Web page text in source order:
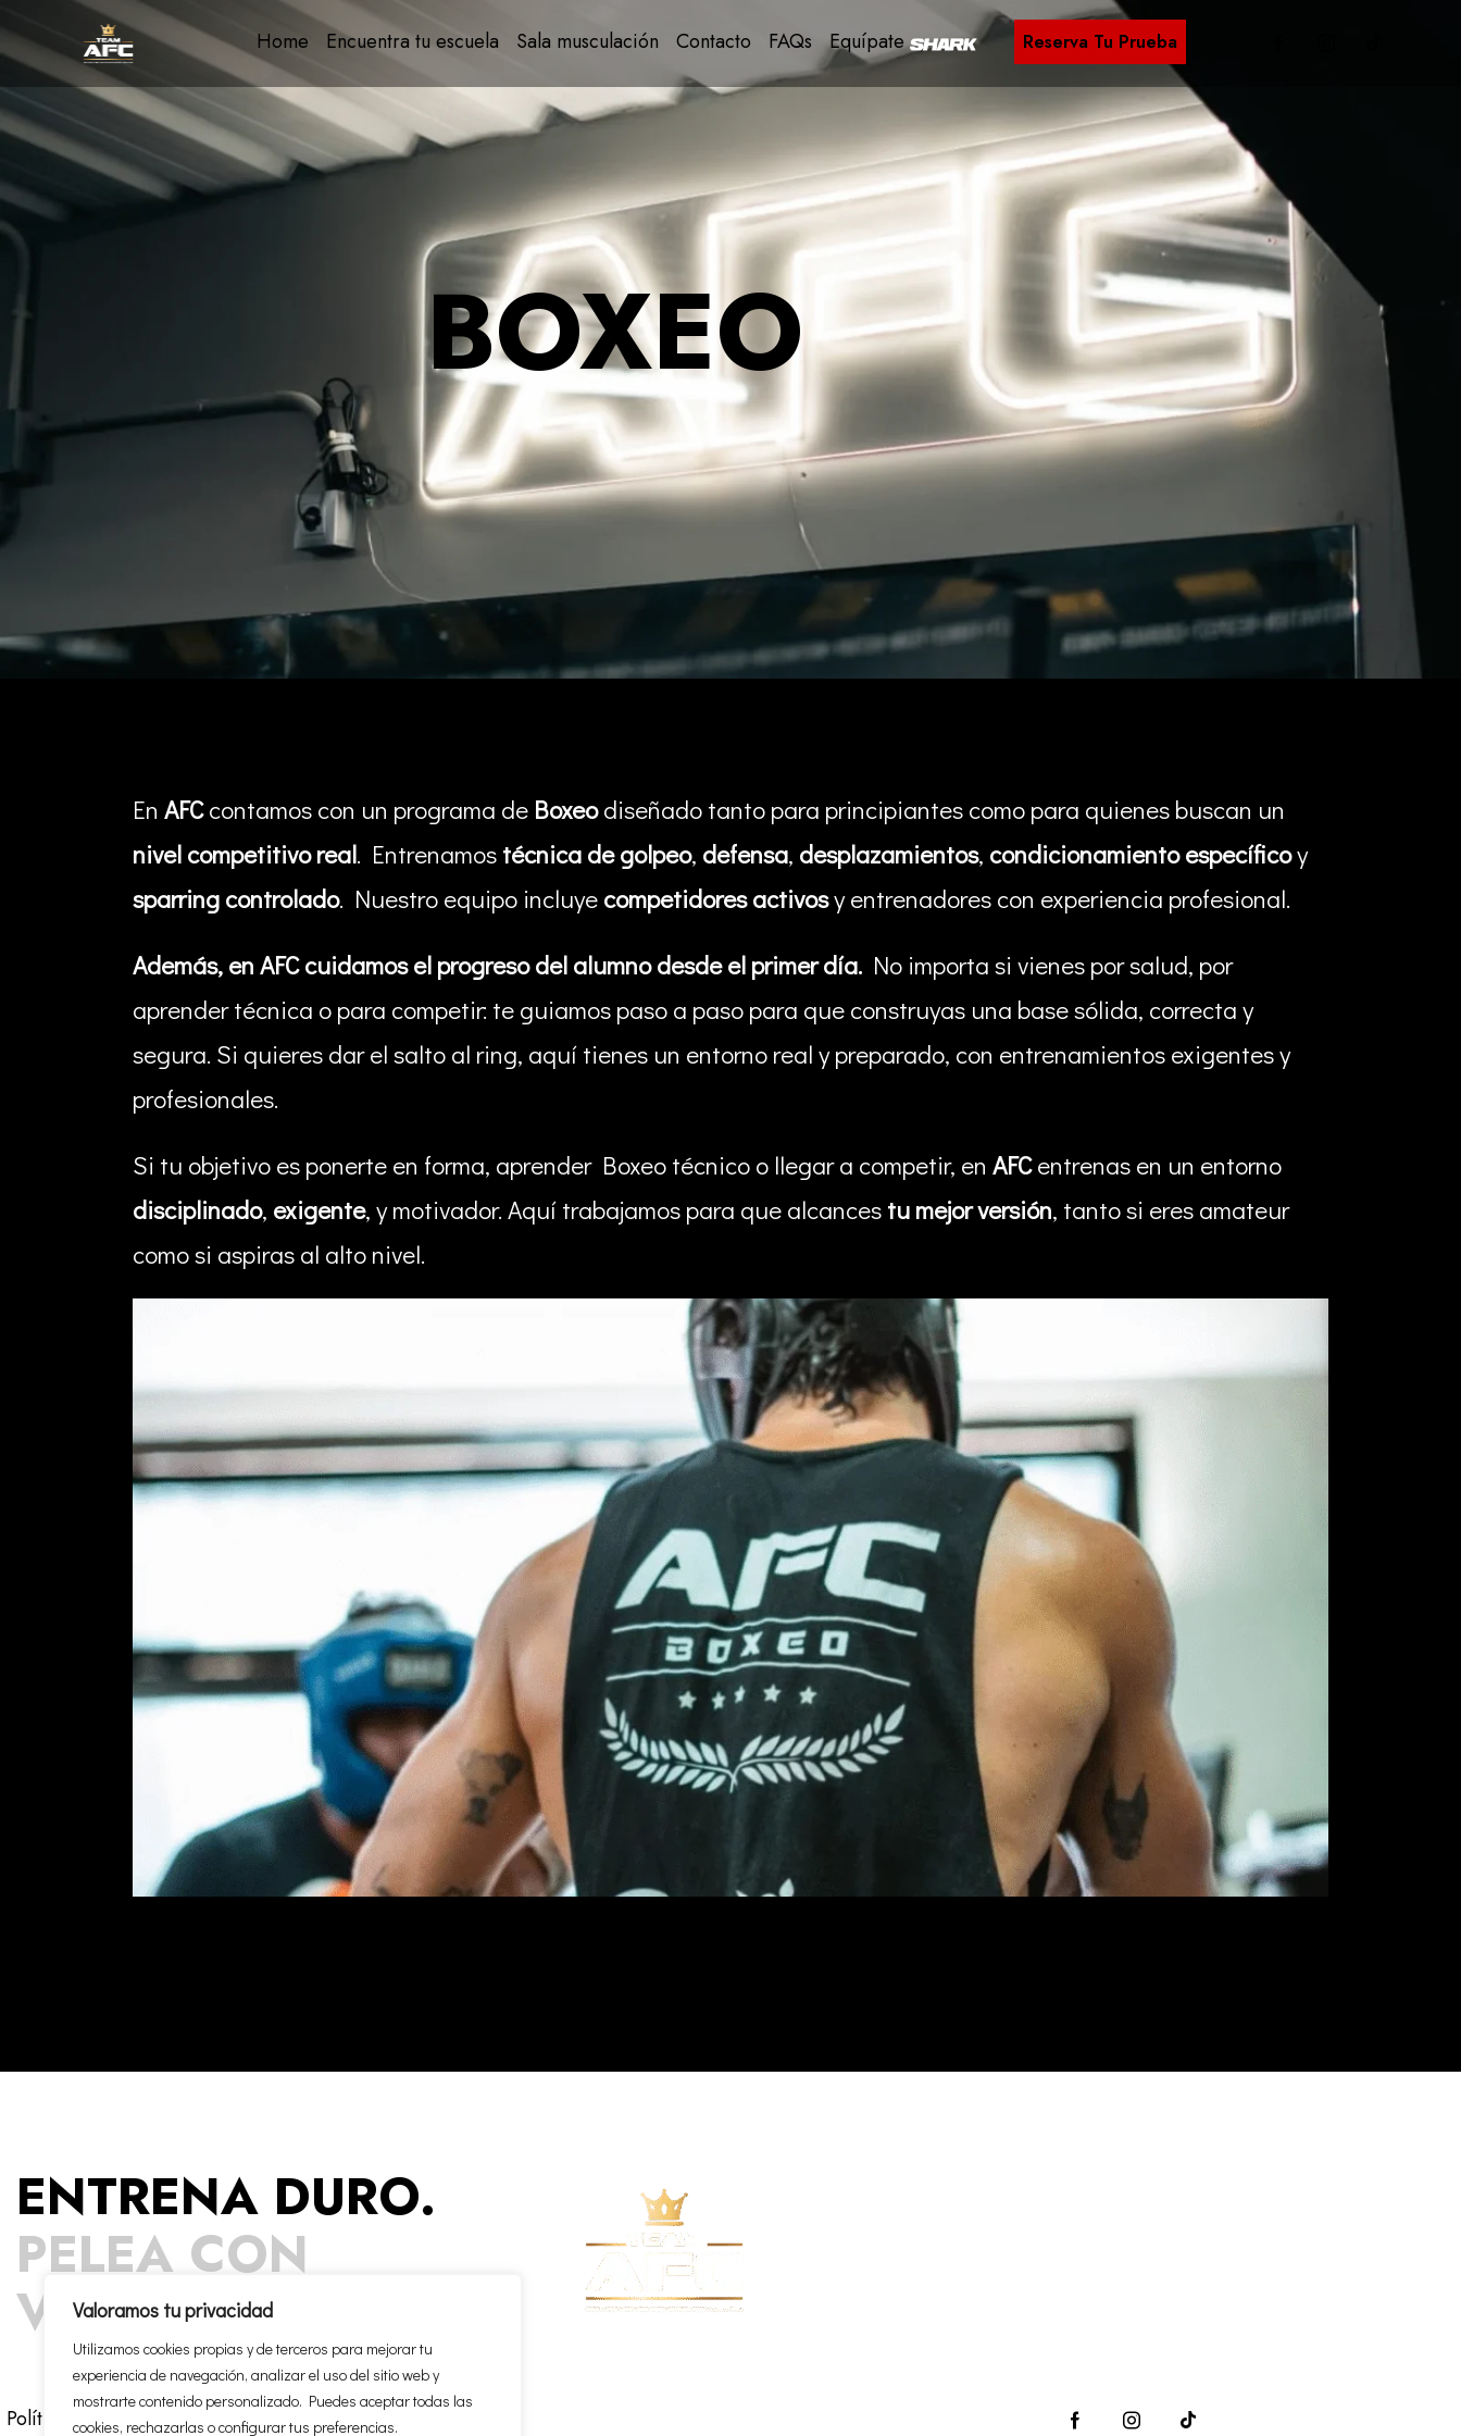
Valoramos tu privacidad
Utilizamos cookies propias y de terceros para mejorar tu
experiencia de navegación, analizar el uso del sitio web y
mostrarte contenido personalizado. Puedes aceptar todas las
cookies, rechazarlas o configurar tus preferencias.
Home Encuentra tu escuela Sala musculación Contacto FAQs Equípate Reserva Tu Prueba
BOXEO
En AFCcontamos con un programa de Boxeodiseñado tanto para principiantes como para quienes buscan un
nivel competitivo real. Entrenamos técnica de golpeo, defensa, desplazamientos, condicionamiento específicoy
sparring controlado. Nuestro equipo incluye competidores activosy entrenadores con experiencia profesional.
Además, en AFC cuidamos el progreso del alumno desde el primer día. No importa si vienes por salud, por
aprender técnica o para competir: te guiamos paso a paso para que construyas una base sólida, correcta y
segura. Si quieres dar el salto al ring, aquí tienes un entorno real y preparado, con entrenamientos exigentes y
profesionales.
Si tu objetivo es ponerte en forma, aprender Boxeo técnico o llegar a competir, en AFCentrenas en un entorno
disciplinado, exigente, y motivador. Aquí trabajamos para que alcances tu mejor versión, tanto si eres amateur
como si aspiras al alto nivel.
ENTRENA DURO.
PELEA CON
VALENTÍA.
Política cookies Política privacidad